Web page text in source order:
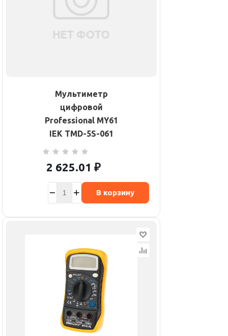
Мультиметр
цифровой
Professional MY61
IEK TMD-5S-061
2 625.01 ₽
В корзину